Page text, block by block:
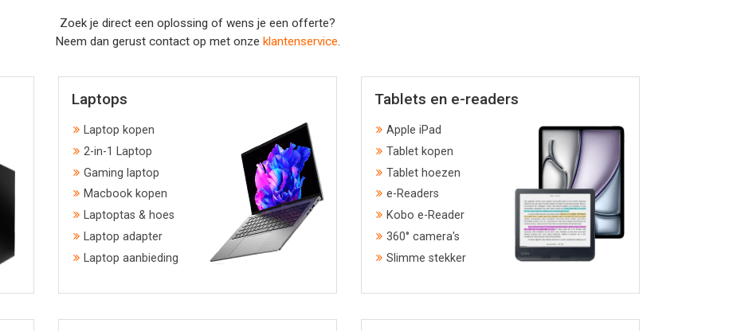
Zoek je direct een oplossing of wens je een offerte?
Neem dan gerust contact op met onze klantenservice.
Laptops
Laptop kopen
2-in-1 Laptop
Gaming laptop
Macbook kopen
Laptoptas & hoes
Laptop adapter
Laptop aanbieding
Tablets en e-readers
Apple iPad
Tablet kopen
Tablet hoezen
e-Readers
Kobo e-Reader
360° camera's
Slimme stekker